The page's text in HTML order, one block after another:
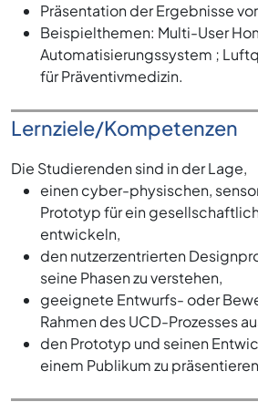
Präsentation der Ergebnisse
Beispielthemen: Multi-User
Automatisierungssystem ;
für Präventivmedizin.
Lernziele/Kompetenzen
Die Studierenden sind in der Lage,
einen cyber-physischen,
Prototyp für ein
entwickeln,
den nutzerzentrierten
seine Phasen zu verstehen,
geeignete Entwurfs- oder
Rahmen des UCD-Prozesses
den Prototyp und seinen
einem Publikum zu